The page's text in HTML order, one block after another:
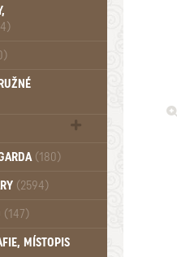
(489)
romány
(180)
(2594)
(147)
MÍSTOPIS